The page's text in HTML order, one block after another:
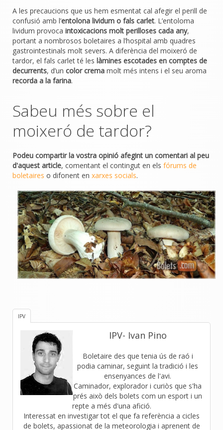
A les precaucions que us hem esmentat cal afegir el perill de
confusió amb l’entolona lividum o fals carlet. L’entoloma
lividum provoca intoxicacions molt perilloses cada any,
portant a nombrosos boletaires a l’hospital amb quadres
gastrointestinals molt severs. A diferència del moixeró de
tardor, el fals carlet té les làmines escotades en comptes de
decurrents, d’un color crema molt més intens i el seu aroma
recorda a la farina.
Sabeu més sobre el
moixeró de tardor?
Podeu compartir la vostra opinió afegint un comentari al peu
d'aquest article, comentant el contingut en els fórums de
boletaires o difonent en xarxes socials.
IPV
IPV- Ivan Pino
Boletaire des que tenia ús de raó i
podia caminar, seguint la tradició i les
ensenyances de l'avi.
Caminador, explorador i curiòs que s'ha
prés això dels bolets com un esport i un
repte a més d'una afició.
Interessat en investigar tot el que fa referència a cicles
de bolets, apassionat de la meteorologia i aprenent de